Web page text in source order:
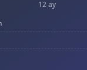
12 ay